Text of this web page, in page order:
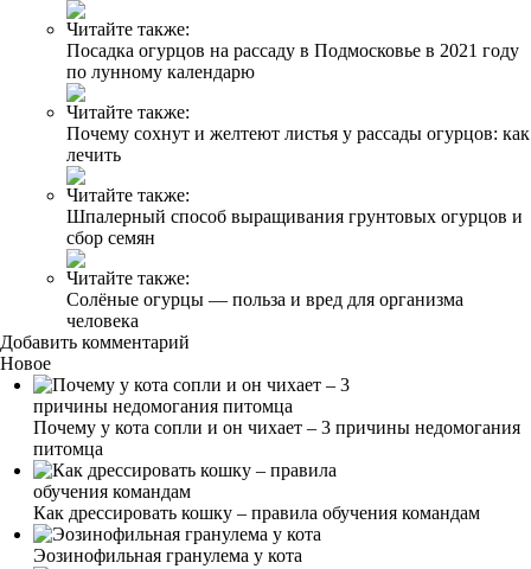
Читайте также:
Посадка огурцов на рассаду в Подмосковье в 2021 году
по лунному календарю
Читайте также:
Почему сохнут и желтеют листья у рассады огурцов: как
лечить
Читайте также:
Шпалерный способ выращивания грунтовых огурцов и
сбор семян
Читайте также:
Солёные огурцы — польза и вред для организма
человека
Добавить комментарий
Новое
Почему у кота сопли и он чихает – 3 причины недомогания
питомца
Как дрессировать кошку – правила обучения командам
Эозинофильная гранулема у кота